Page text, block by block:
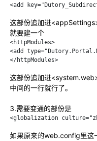
<add
这部份追加进
就要建一个
<httpModules>
<add
</httpModules>
这部份追加进
中间的一行就行了。
3.需要变通的部份是
<globalization
如果原来的web.config里这